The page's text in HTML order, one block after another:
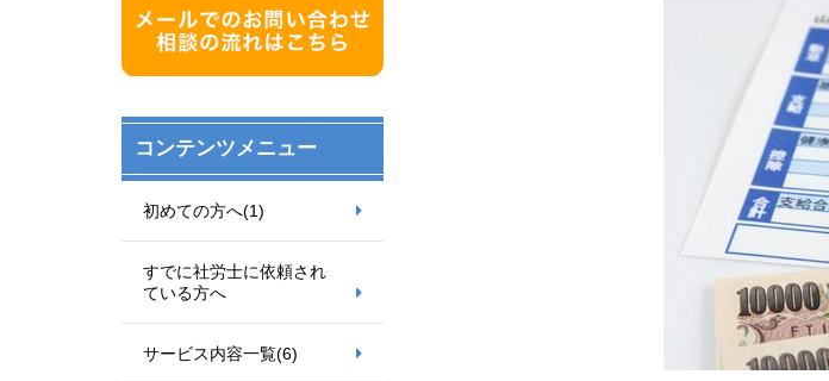
コンテンツメニュー
初めての方へ(1)
すでに社労士に依頼され
ている方へ
サービス内容一覧(6)